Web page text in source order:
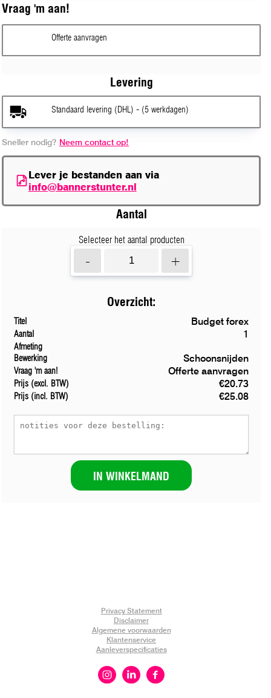
Vraag 'm aan!
Offerte aanvragen
Levering
Standaard levering (DHL) - (5 werkdagen)
Sneller nodig? Neem contact op!
Lever je bestanden aan via
info@bannerstunter.nl
Aantal
Selecteer het aantal producten
- +
Overzicht:
Titel Budget forex
Aantal 1
Afmeting
Bewerking
Schoonsnijden
Vraag 'm aan! Offerte aanvragen
Prijs (excl. BTW) €20.73
Prijs (incl. BTW) €25.08
IN WINKELMAND
Privacy Statement
Disclaimer
Algemene voorwaarden
Klantenservice
Aanleverspecificaties